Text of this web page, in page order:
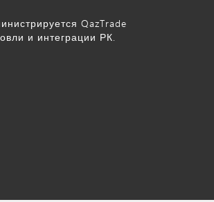
QazTrade
и интеграции РК.